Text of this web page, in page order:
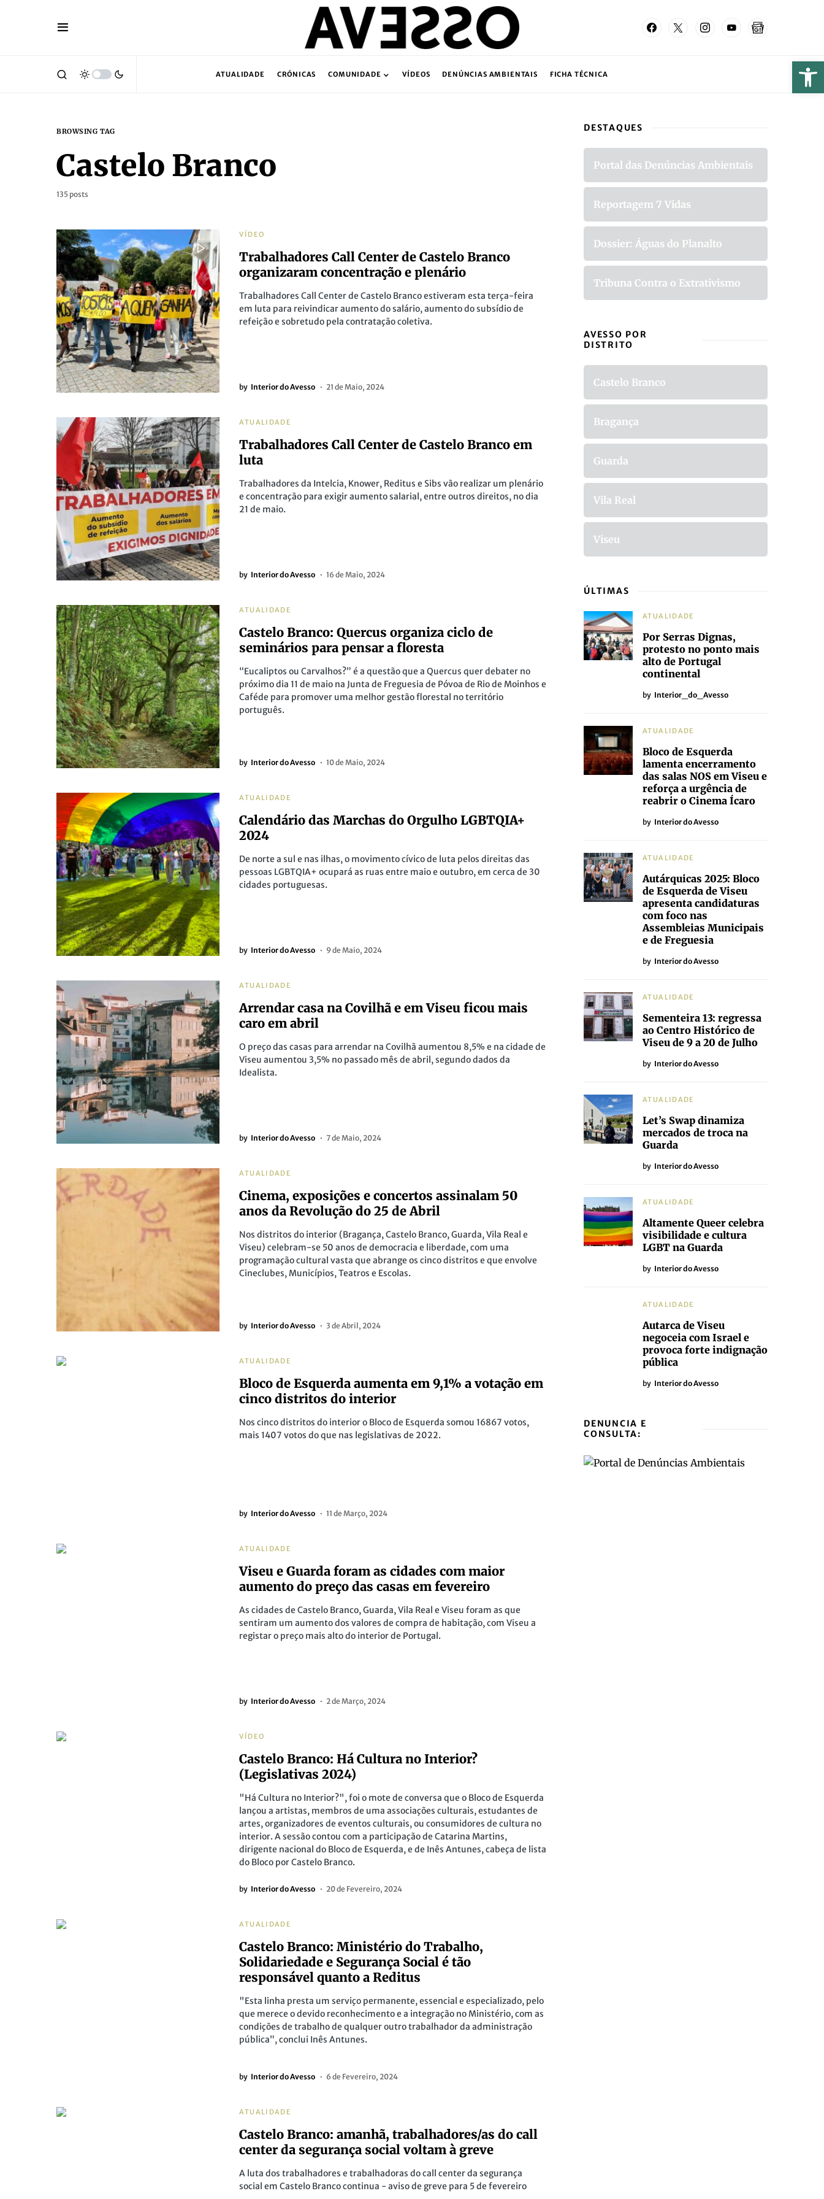
ATUALIDADE CRÓNICAS COMUNIDADE VÍDEOS DENÚNCIAS AMBIENTAIS FICHA TÉCNICA
BROWSING TAG
Castelo Branco
135 posts
VÍDEO
Trabalhadores Call Center de Castelo Branco
organizaram concentração e plenário
Trabalhadores Call Center de Castelo Branco estiveram esta terça-feira
em luta para reivindicar aumento do salário, aumento do subsídio de
refeição e sobretudo pela contratação coletiva.
by Interior do Avesso 21 de Maio, 2024
ATUALIDADE
Trabalhadores Call Center de Castelo Branco em
luta
Trabalhadores da Intelcia, Knower, Reditus e Sibs vão realizar um plenário
e concentração para exigir aumento salarial, entre outros direitos, no dia
21 de maio.
by Interior do Avesso 16 de Maio, 2024
ATUALIDADE
Castelo Branco: Quercus organiza ciclo de
seminários para pensar a floresta
“Eucaliptos ou Carvalhos?” é a questão que a Quercus quer debater no
próximo dia 11 de maio na Junta de Freguesia de Póvoa de Rio de Moinhos e
Caféde para promover uma melhor gestão florestal no território
português.
by Interior do Avesso 10 de Maio, 2024
ATUALIDADE
Calendário das Marchas do Orgulho LGBTQIA+
2024
De norte a sul e nas ilhas, o movimento cívico de luta pelos direitas das
pessoas LGBTQIA+ ocupará as ruas entre maio e outubro, em cerca de 30
cidades portuguesas.
by Interior do Avesso 9 de Maio, 2024
ATUALIDADE
Arrendar casa na Covilhã e em Viseu ficou mais
caro em abril
O preço das casas para arrendar na Covilhã aumentou 8,5% e na cidade de
Viseu aumentou 3,5% no passado mês de abril, segundo dados da
Idealista.
by Interior do Avesso 7 de Maio, 2024
ATUALIDADE
Cinema, exposições e concertos assinalam 50
anos da Revolução do 25 de Abril
Nos distritos do interior (Bragança, Castelo Branco, Guarda, Vila Real e
Viseu) celebram-se 50 anos de democracia e liberdade, com uma
programação cultural vasta que abrange os cinco distritos e que envolve
Cineclubes, Municípios, Teatros e Escolas.
by Interior do Avesso 3 de Abril, 2024
ATUALIDADE
Bloco de Esquerda aumenta em 9,1% a votação em
cinco distritos do interior
Nos cinco distritos do interior o Bloco de Esquerda somou 16867 votos,
mais 1407 votos do que nas legislativas de 2022.
by Interior do Avesso 11 de Março, 2024
ATUALIDADE
Viseu e Guarda foram as cidades com maior
aumento do preço das casas em fevereiro
As cidades de Castelo Branco, Guarda, Vila Real e Viseu foram as que
sentiram um aumento dos valores de compra de habitação, com Viseu a
registar o preço mais alto do interior de Portugal.
by Interior do Avesso 2 de Março, 2024
VÍDEO
Castelo Branco: Há Cultura no Interior?
(Legislativas 2024)
"Há Cultura no Interior?", foi o mote de conversa que o Bloco de Esquerda
lançou a artistas, membros de uma associações culturais, estudantes de
artes, organizadores de eventos culturais, ou consumidores de cultura no
interior. A sessão contou com a participação de Catarina Martins,
dirigente nacional do Bloco de Esquerda, e de Inês Antunes, cabeça de lista
do Bloco por Castelo Branco.
by Interior do Avesso 20 de Fevereiro, 2024
ATUALIDADE
Castelo Branco: Ministério do Trabalho,
Solidariedade e Segurança Social é tão
responsável quanto a Reditus
"Esta linha presta um serviço permanente, essencial e especializado, pelo
que merece o devido reconhecimento e a integração no Ministério, com as
condições de trabalho de qualquer outro trabalhador da administração
pública”, conclui Inês Antunes.
by Interior do Avesso 6 de Fevereiro, 2024
ATUALIDADE
Castelo Branco: amanhã, trabalhadores/as do call
center da segurança social voltam à greve
A luta dos trabalhadores e trabalhadoras do call center da segurança
social em Castelo Branco continua - aviso de greve para 5 de fevereiro
DESTAQUES
Portal das Denúncias Ambientais
Reportagem 7 Vidas
Dossier: Águas do Planalto
Tribuna Contra o Extrativismo
AVESSO POR
DISTRITO
Castelo Branco
Bragança
Guarda
Vila Real
Viseu
ÚLTIMAS
ATUALIDADE
Por Serras Dignas,
protesto no ponto mais
alto de Portugal
continental
by Interior_do_Avesso
ATUALIDADE
Bloco de Esquerda
lamenta encerramento
das salas NOS em Viseu e
reforça a urgência de
reabrir o Cinema Ícaro
by Interior do Avesso
ATUALIDADE
Autárquicas 2025: Bloco
de Esquerda de Viseu
apresenta candidaturas
com foco nas
Assembleias Municipais
e de Freguesia
by Interior do Avesso
ATUALIDADE
Sementeira 13: regressa
ao Centro Histórico de
Viseu de 9 a 20 de Julho
by Interior do Avesso
ATUALIDADE
Let’s Swap dinamiza
mercados de troca na
Guarda
by Interior do Avesso
ATUALIDADE
Altamente Queer celebra
visibilidade e cultura
LGBT na Guarda
by Interior do Avesso
ATUALIDADE
Autarca de Viseu
negoceia com Israel e
provoca forte indignação
pública
by Interior do Avesso
DENUNCIA E
CONSULTA: